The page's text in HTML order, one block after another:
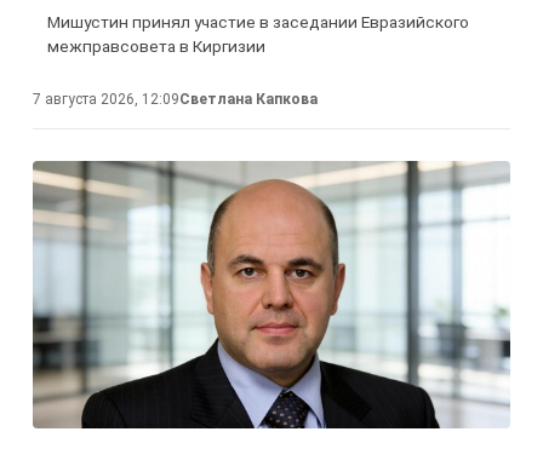
Мишустин принял участие в заседании Евразийского
межправсовета в Киргизии
7 августа 2026, 12:09Светлана Капкова